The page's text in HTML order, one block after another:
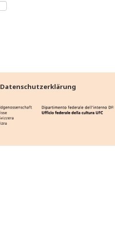
Datenschutzerklärung